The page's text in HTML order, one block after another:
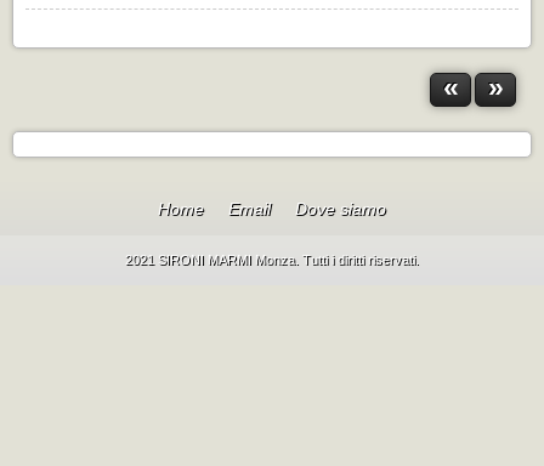
« »
Home Email Dove siamo
2021 SIRONI MARMI Monza. Tutti i diritti riservati.